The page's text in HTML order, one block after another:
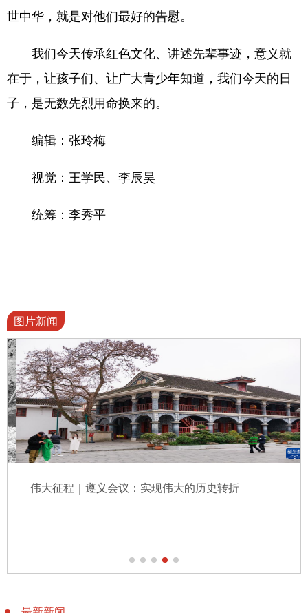
世中华，就是对他们最好的告慰。
我们今天传承红色文化、讲述先辈事迹，意义就
在于，让孩子们、让广大青少年知道，我们今天的日
子，是无数先烈用命换来的。
编辑：张玲梅
视觉：王学民、李辰昊
统筹：李秀平
图片新闻
伟大征程｜遵义会议：实现伟大的历史转折